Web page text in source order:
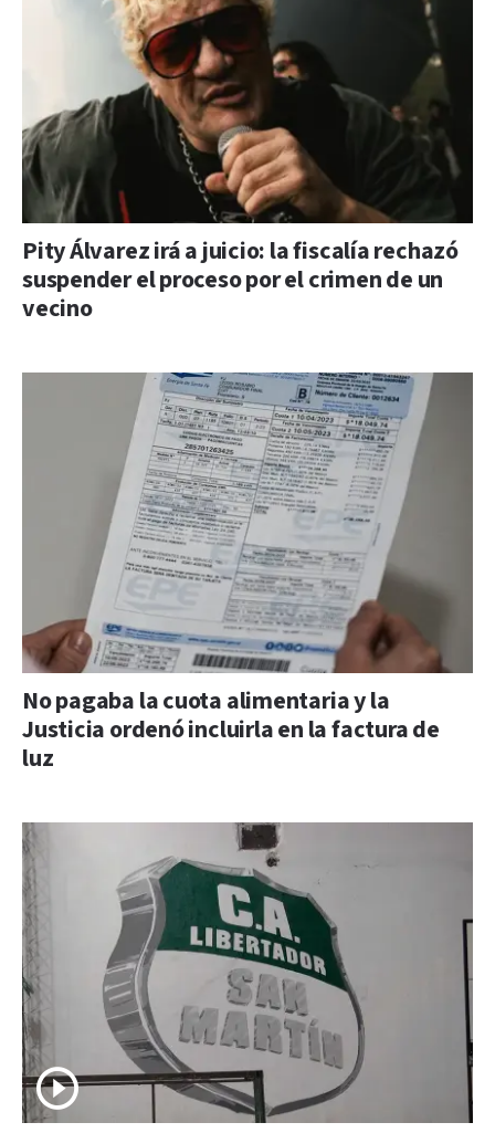
Pity Álvarez irá a juicio: la fiscalía rechazó
suspender el proceso por el crimen de un
vecino
No pagaba la cuota alimentaria y la
Justicia ordenó incluirla en la factura de
luz